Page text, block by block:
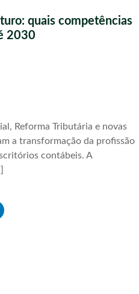
quais competências
2030
Reforma Tributária e novas
a transformação da profissão
contábeis. A